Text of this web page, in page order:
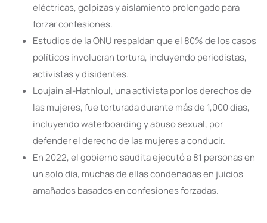
eléctricas, golpizas y aislamiento prolongado para
forzar confesiones.
Estudios de la ONU respaldan que el 80% de los casos
políticos involucran tortura, incluyendo periodistas,
activistas y disidentes.
Loujain al-Hathloul, una activista por los derechos de
las mujeres, fue torturada durante más de 1,000 días,
incluyendo waterboarding y abuso sexual, por
defender el derecho de las mujeres a conducir.
En 2022, el gobierno saudita ejecutó a 81 personas en
un solo día, muchas de ellas condenadas en juicios
amañados basados en confesiones forzadas.